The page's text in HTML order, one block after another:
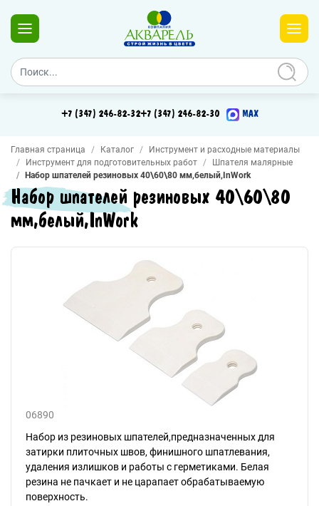
+7 (347) 246-82-32+7 (347) 246-82-30 MAX
Главная страница Каталог
Инструмент и расходные материалы
Инструмент для подготовительных работ
Шпателя малярные
Набор шпателей резиновых 40\60\80 мм,белый,InWork
Набор шпателей резиновых 40\60\80
мм,белый,InWork
06890
Набор из резиновых шпателей,предназначенных для
затирки плиточных швов, финишного шпатлевания,
удаления излишков и работы с герметиками. Белая
резина не пачкает и не царапает обрабатываемую
поверхность.